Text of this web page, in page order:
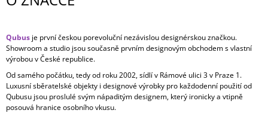
Qubus je první českou porevoluční nezávislou designérskou značkou.
Showroom a studio jsou současně prvním designovým obchodem s vlastní
výrobou v České republice.
Od samého počátku, tedy od roku 2002, sídlí v Rámové ulici 3 v Praze 1.
Luxusní sběratelské objekty i designové výrobky pro každodenní použití od
Qubusu jsou proslulé svým nápaditým designem, který ironicky a vtipně
posouvá hranice osobního vkusu.